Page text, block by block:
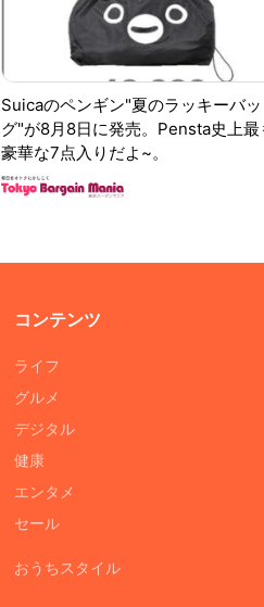
Suicaのペンギン"夏のラッキーバッ
グ"が8月8日に発売。Pensta史上最
豪華な7点入りだよ~。
コンテンツ
ライフ
グルメ
デジタル
健康
エンタメ
セール
おうちスタイル